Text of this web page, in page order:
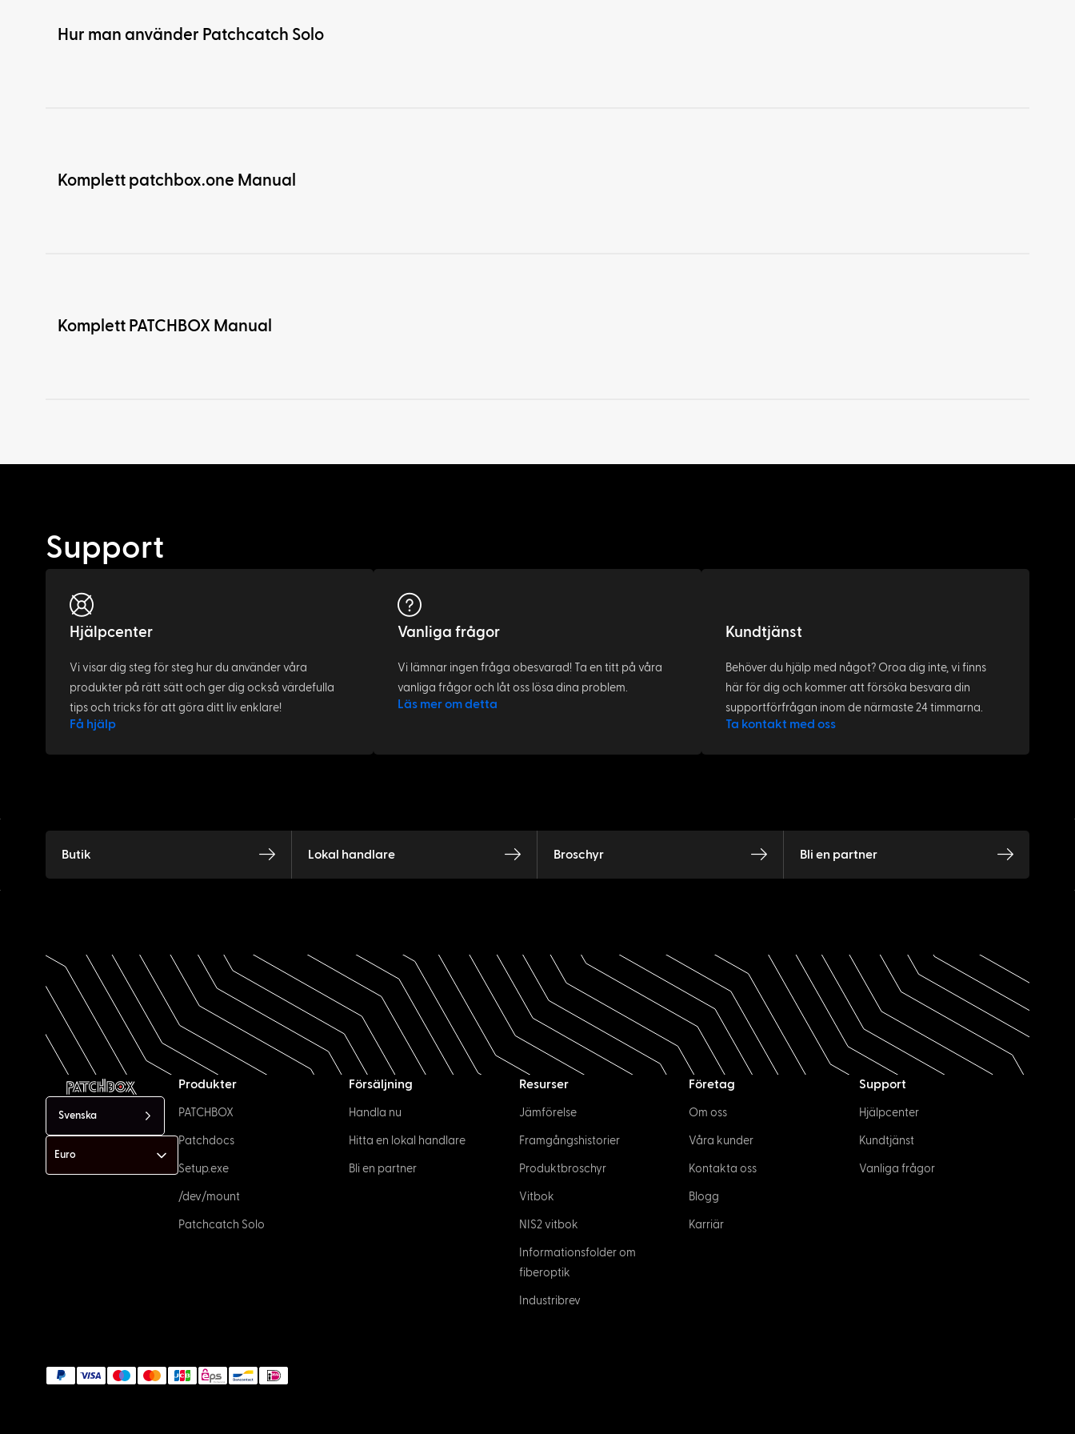
Hur man använder Patchcatch Solo
Komplett patchbox.one Manual
Komplett PATCHBOX Manual
Support
Hjälpcenter
Vi visar dig steg för steg hur du använder våra
produkter på rätt sätt och ger dig också värdefulla
tips och tricks för att göra ditt liv enklare!
Få hjälp
Vanliga frågor
Vi lämnar ingen fråga obesvarad! Ta en titt på våra
vanliga frågor och låt oss lösa dina problem.
Läs mer om detta
Kundtjänst
Behöver du hjälp med något? Oroa dig inte, vi finns
här för dig och kommer att försöka besvara din
supportförfrågan inom de närmaste 24 timmarna.
Ta kontakt med oss
Butik Lokal handlare Broschyr Bli en partner
Svenska
Produkter
PATCHBOX
Patchdocs
Setup.exe
/dev/mount
Patchcatch Solo
Försäljning
Handla nu
Hitta en lokal handlare
Bli en partner
Resurser
Jämförelse
Framgångshistorier
Produktbroschyr
Vitbok
NIS2 vitbok
Informationsfolder om
fiberoptik
Industribrev
Företag
Om oss
Våra kunder
Kontakta oss
Blogg
Karriär
Support
Hjälpcenter
Kundtjänst
Vanliga frågor